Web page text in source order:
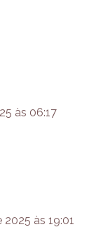
às 06:17
às 19:01